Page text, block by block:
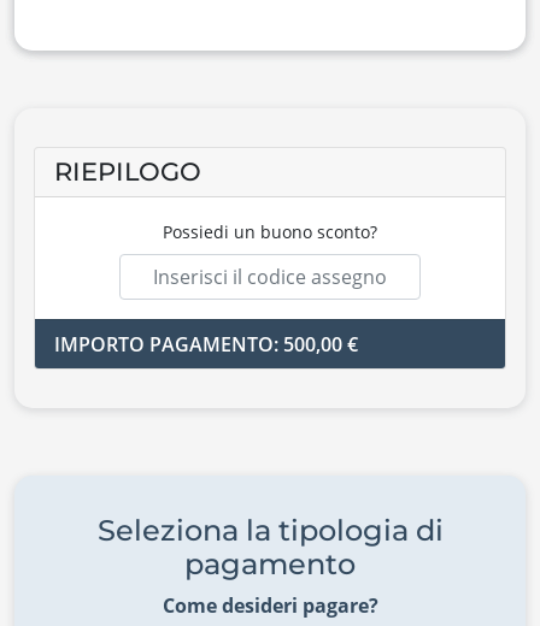
RIEPILOGO
Possiedi un buono sconto?
IMPORTO PAGAMENTO: 500,00 €
Seleziona la tipologia di
pagamento
Come desideri pagare?